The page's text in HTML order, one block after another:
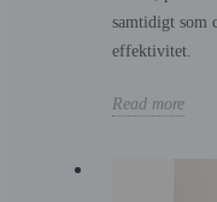
samtidigt som
effektivitet.
Read more